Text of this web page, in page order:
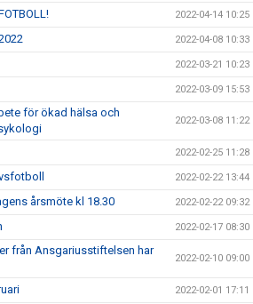
2022-04-14 10:25
2022-04-08 10:33
2022-03-21 10:23
2022-03-09 15:53
för ökad hälsa och
2022-03-08 11:22
2022-02-25 11:28
2022-02-22 13:44
årsmöte kl 18.30 2022-02-22 09:32
2022-02-17 08:30
från Ansgariusstiftelsen har
2022-02-10 09:00
2022-02-01 17:11